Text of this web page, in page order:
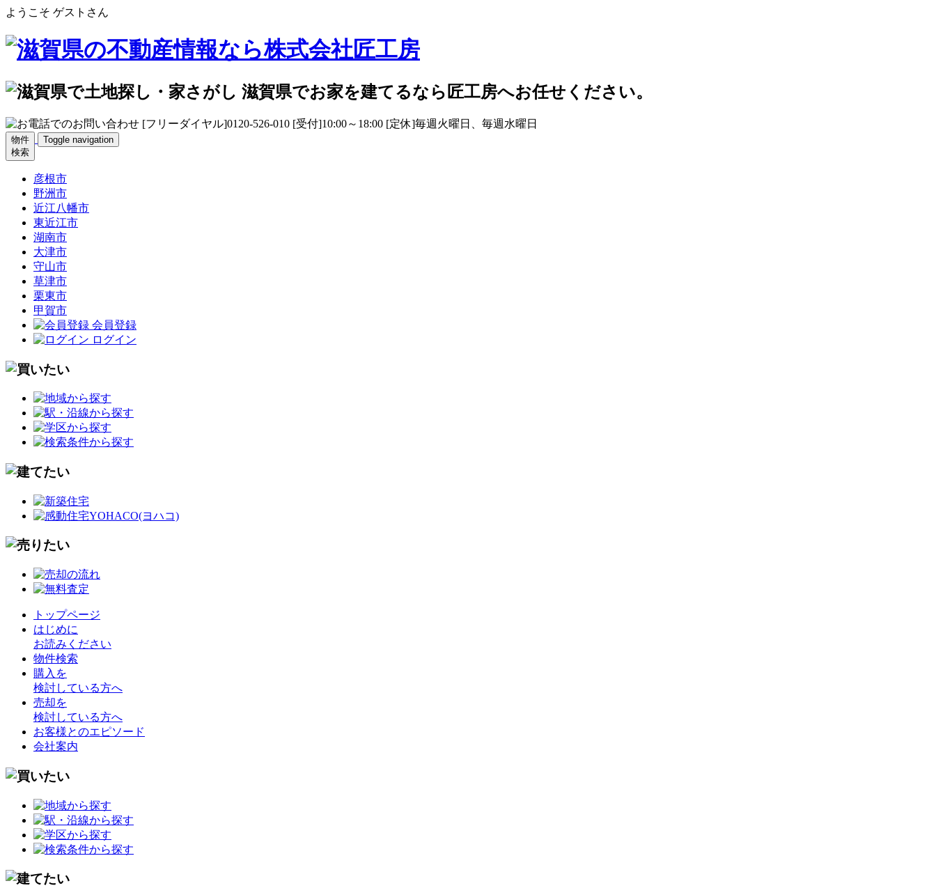
ようこそ ゲストさん
物件
検索
Toggle navigation
彦根市
野洲市
近江八幡市
東近江市
湖南市
大津市
守山市
草津市
栗東市
甲賀市
会員登録
ログイン
トップページ
はじめに
お読みください
物件検索
購入を
検討している方へ
売却を
検討している方へ
お客様とのエピソード
会社案内